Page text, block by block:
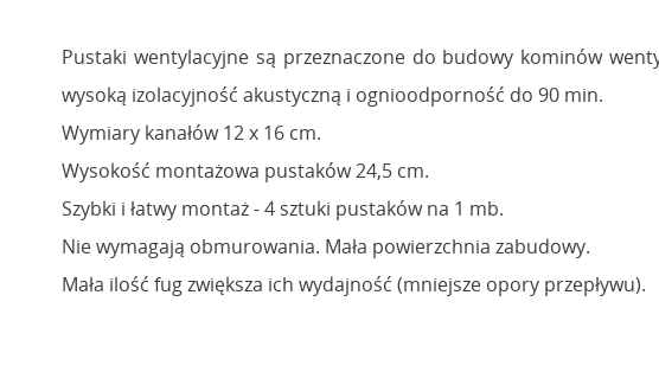
Pustaki wentylacyjne są przeznaczone do budowy kominów
wysoką izolacyjność akustyczną i ognioodporność do 90 min.
Wymiary kanałów 12 x 16 cm.
Wysokość montażowa pustaków 24,5 cm.
Szybki i łatwy montaż - 4 sztuki pustaków na 1 mb.
Nie wymagają obmurowania. Mała powierzchnia zabudowy.
Mała ilość fug zwiększa ich wydajność (mniejsze opory przepływu).